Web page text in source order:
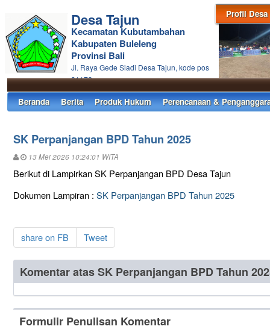
Profil Desa
Desa Tajun
Kecamatan Kubutambahan
Kabupaten Buleleng
Provinsi Bali
Jl. Raya Gede Siadi Desa Tajun, kode pos
81172
Beranda Berita Produk Hukum Perencanaan &
SK Perpanjangan BPD Tahun 2025
13 Mei 2026 10:24:01 WITA
Berikut di Lampirkan SK Perpanjangan BPD Desa Tajun
Dokumen Lampiran : SK Perpanjangan BPD Tahun 2025
share on FB Tweet
Komentar atas SK Perpanjangan BPD Tahun
Formulir Penulisan Komentar